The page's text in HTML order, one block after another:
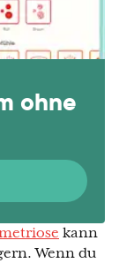
ohne
kann
Wenn du